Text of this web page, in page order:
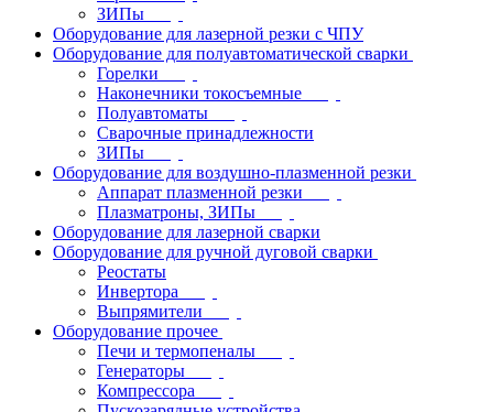
ЗИПы
Оборудование для лазерной резки с ЧПУ
Оборудование для полуавтоматической сварки
Горелки
Наконечники токосъемные
Полуавтоматы
Сварочные принадлежности
ЗИПы
Оборудование для воздушно-плазменной резки
Аппарат плазменной резки
Плазматроны, ЗИПы
Оборудование для лазерной сварки
Оборудование для ручной дуговой сварки
Реостаты
Инвертора
Выпрямители
Оборудование прочее
Печи и термопеналы
Генераторы
Компрессора